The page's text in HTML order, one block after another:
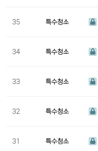
35 특수청소
34 특수청소
33 특수청소
32 특수청소
31 특수청소